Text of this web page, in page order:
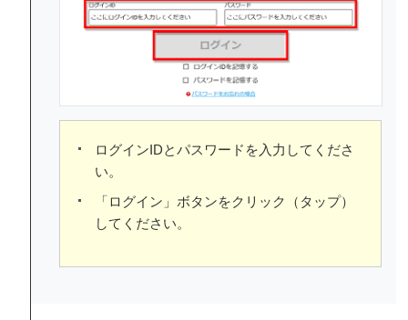
ログインIDとパスワードを入力してくださ
い。
「ログイン」ボタンをクリック（タップ）
してください。